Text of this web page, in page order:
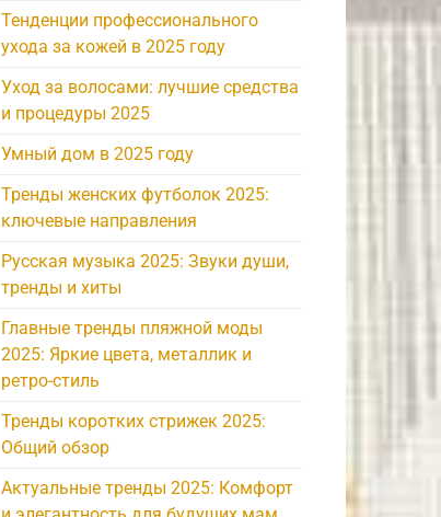
Тенденции профессионального
ухода за кожей в 2025 году
Уход за волосами: лучшие средства
и процедуры 2025
Умный дом в 2025 году
Тренды женских футболок 2025:
ключевые направления
Русская музыка 2025: Звуки души,
тренды и хиты
Главные тренды пляжной моды
2025: Яркие цвета, металлик и
ретро-стиль
Тренды коротких стрижек 2025:
Общий обзор
Актуальные тренды 2025: Комфорт